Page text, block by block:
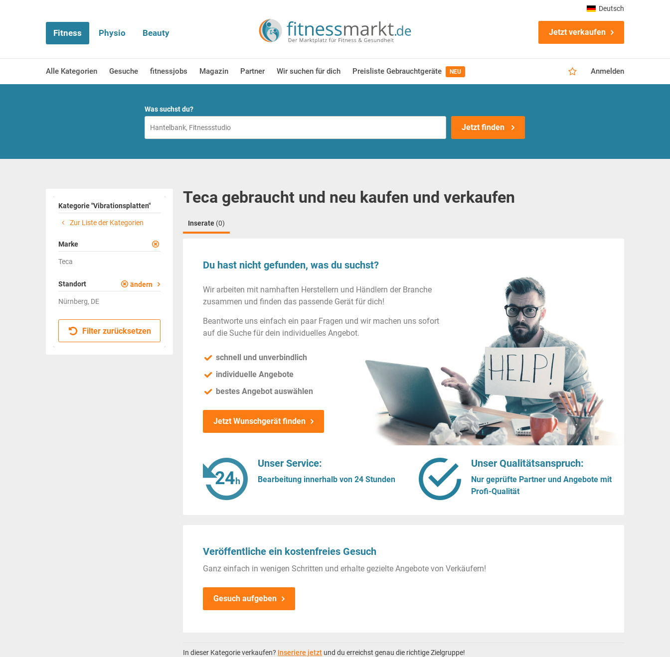
Fitness Physio Beauty Jetzt verkaufen
Alle Kategorien Gesuche fitnessjobs Magazin Partner Wir suchen für dich Preisliste Gebrauchtgeräte NEU Anmelden
Deutsch
Was suchst du?
Jetzt finden
Kategorie "Vibrationsplatten"
Zur Liste der Kategorien
Marke
Teca
Standort ändern
Nürnberg, DE
Filter zurücksetzen
Teca gebraucht und neu kaufen und verkaufen
Inserate (0)
Du hast nicht gefunden, was du suchst?
Wir arbeiten mit namhaften Herstellern und Händlern der Branche
zusammen und finden das passende Gerät für dich!
Beantworte uns einfach ein paar Fragen und wir machen uns sofort
auf die Suche für dein individuelles Angebot.
schnell und unverbindlich
individuelle Angebote
bestes Angebot auswählen
Jetzt Wunschgerät finden
Unser Service:
Bearbeitung innerhalb von 24 Stunden
Unser Qualitätsanspruch:
Nur geprüfte Partner und Angebote mit
Profi-Qualität
Veröffentliche ein kostenfreies Gesuch
Ganz einfach in wenigen Schritten und erhalte gezielte Angebote von Verkäufern!
Gesuch aufgeben
In dieser Kategorie verkaufen? Inseriere jetzt und du erreichst genau die richtige Zielgruppe!